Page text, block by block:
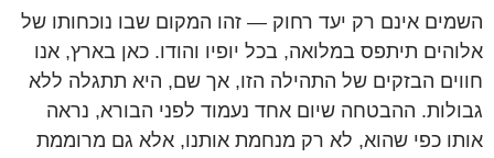
השמים אינם רק יעד רחוק — זהו המקום שבו נוכחותו של
אלוהים תיתפס במלואה, בכל יופיו והודו. כאן בארץ, אנו
חווים הבזקים של התהילה הזו, אך שם, היא תתגלה ללא
גבולות. ההבטחה שיום אחד נעמוד לפני הבורא, נראה
אותו כפי שהוא, לא רק מנחמת אותנו, אלא גם מרוממת